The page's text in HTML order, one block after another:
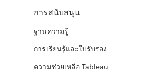
การสนับสนุน
ฐานความรู้
การเรียนรู้และใบรับรอง
ความช่วยเหลือ Tableau